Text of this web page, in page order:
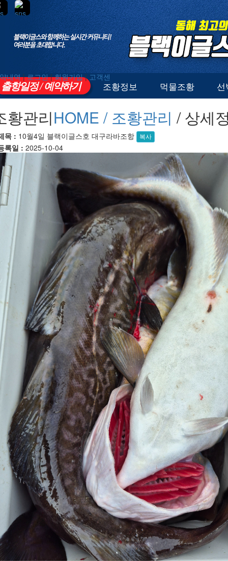
내역|로그인|회원가입|고객센
출항일정 / 예약하기 조황정보 먹물조황
황관리HOME / 조황관리 / 상세
목 : 10월4일 블랙이글스호 대구라바조항 복사
록일 : 2025-10-04